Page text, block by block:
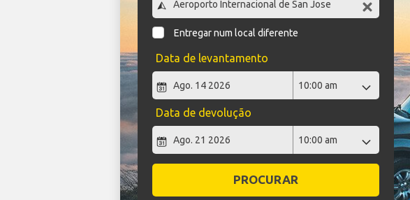
Entregar num local diferente
Data de levantamento
Data de devolução
PROCURAR